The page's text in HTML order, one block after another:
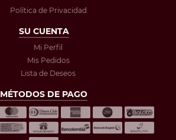
Política de Privacidad
SU CUENTA
Mi Perfil
Mis Pedidos
Lista de Deseos
MÉTODOS DE PAGO